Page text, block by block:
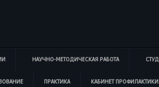
НАУЧНО-МЕТОДИЧЕСКАЯ РАБОТА
ПРАКТИКА КАБИНЕТ